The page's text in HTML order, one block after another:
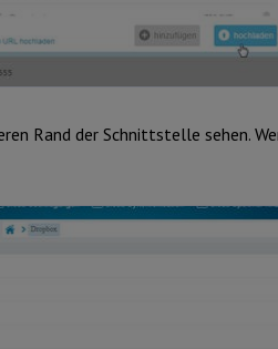
Rand der Schnittstelle sehen.